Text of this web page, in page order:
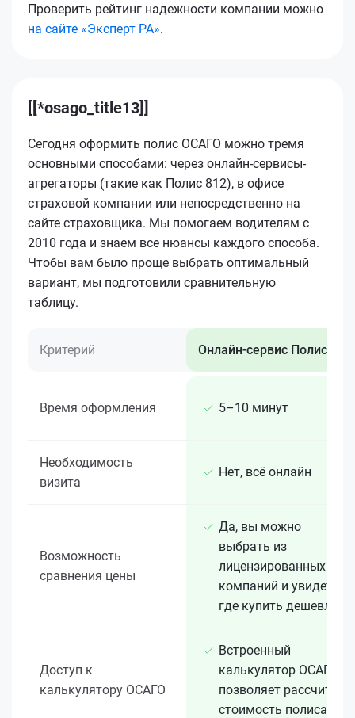
Проверить рейтинг надежности компании можно
на сайте «Эксперт РА».
[[*osago_title13]]
Сегодня оформить полис ОСАГО можно тремя
основными способами: через онлайн-сервисы-
агрегаторы (такие как Полис 812), в офисе
страховой компании или непосредственно на
сайте страховщика. Мы помогаем водителям с
2010 года и знаем все нюансы каждого способа.
Чтобы вам было проще выбрать оптимальный
вариант, мы подготовили сравнительную
таблицу.
Критерий Онлайн-сервис Полис 812
Время оформления 5–10 минут
Необходимость
визита
Нет, всё онлайн
Возможность
сравнения цены
Да, вы можно
выбрать из
лицензированных 15+
компаний и увидеть,
где купить дешевле
Доступ к
калькулятору ОСАГО
Встроенный
калькулятор ОСАГО
позволяет рассчитать
стоимость полиса